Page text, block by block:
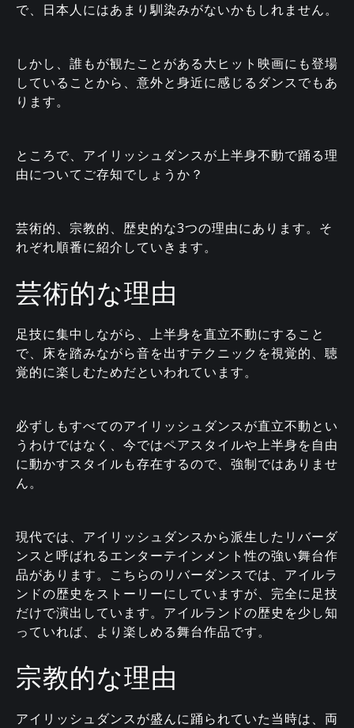
で、日本人にはあまり馴染みがないかもしれません。
しかし、誰もが観たことがある大ヒット映画にも登場
していることから、意外と身近に感じるダンスでもあ
ります。
ところで、アイリッシュダンスが上半身不動で踊る理
由についてご存知でしょうか？
芸術的、宗教的、歴史的な3つの理由にあります。そ
れぞれ順番に紹介していきます。
芸術的な理由
足技に集中しながら、上半身を直立不動にすること
で、床を踏みながら音を出すテクニックを視覚的、聴
覚的に楽しむためだといわれています。
必ずしもすべてのアイリッシュダンスが直立不動とい
うわけではなく、今ではペアスタイルや上半身を自由
に動かすスタイルも存在するので、強制ではありませ
ん。
現代では、アイリッシュダンスから派生したリバーダ
ンスと呼ばれるエンターテインメント性の強い舞台作
品があります。こちらのリバーダンスでは、アイルラ
ンドの歴史をストーリーにしていますが、完全に足技
だけで演出しています。アイルランドの歴史を少し知
っていれば、より楽しめる舞台作品です。
宗教的な理由
アイリッシュダンスが盛んに踊られていた当時は、両